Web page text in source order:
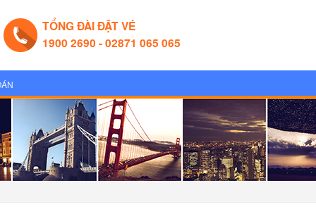
TỔNG ĐÀI ĐẶT VÉ
1900 2690 - 02871 065 065